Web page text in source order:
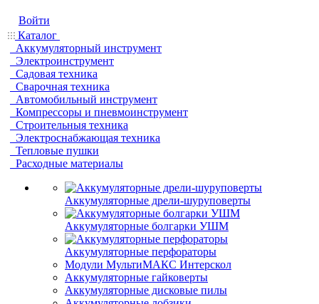
Войти
Каталог
Аккумуляторный инструмент
Электроинструмент
Садовая техника
Сварочная техника
Автомобильный инструмент
Компрессоры и пневмоинструмент
Строительныя техника
Электроснабжающая техника
Тепловые пушки
Расходные материалы
Аккумуляторные дрели-шуруповерты
Аккумуляторные болгарки УШМ
Аккумуляторные перфораторы
Модули МультиМАКС Интерскол
Аккумуляторные гайковерты
Аккумуляторные дисковые пилы